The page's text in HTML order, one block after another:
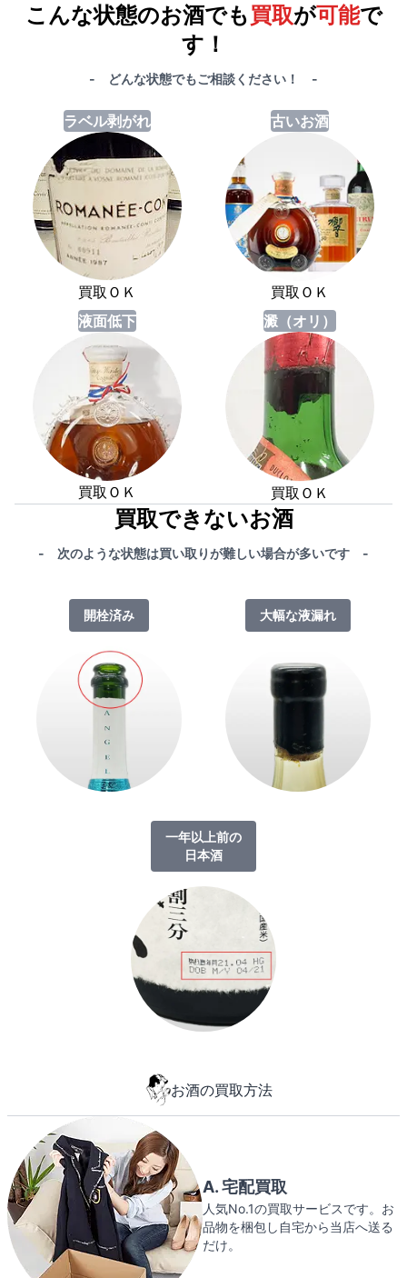
こんな状態のお酒でも買取が可能で
す！
- どんな状態でもご相談ください！ -
ラベル剥がれ
買取ＯＫ
古いお酒
買取ＯＫ
液面低下
買取ＯＫ
澱（オリ）
買取ＯＫ
買取できないお酒
- 次のような状態は買い取りが難しい場合が多いです -
開栓済み 大幅な液漏れ
一年以上前の
日本酒
お酒の買取方法
A. 宅配買取
人気No.1の買取サービスです。お
品物を梱包し自宅から当店へ送る
だけ。